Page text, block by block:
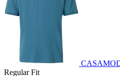
Regular Fit